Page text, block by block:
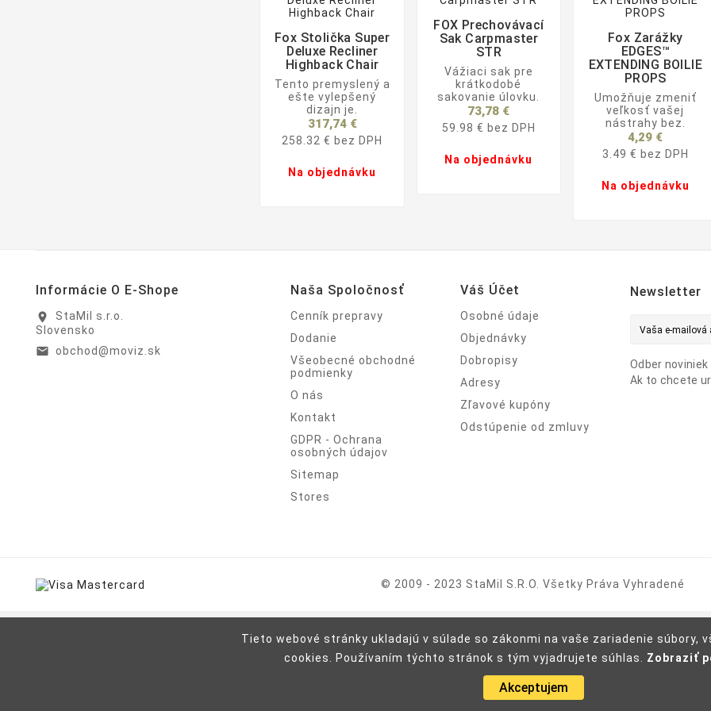
Tieto webové stránky ukladajú v súlade so zákonmi na vaše zariadenie súbory,
cookies. Používaním týchto stránok s tým vyjadrujete súhlas. Zobraziť
Akceptujem
 
Fox Stolička Super
Deluxe Recliner
Highback Chair
Tento premyslený a
ešte vylepšený
dizajn je.
317,74 €
258.32 € bez DPH
Na objednávku
 
FOX Prechovávací
Sak Carpmaster
STR
Vážiaci sak pre
krátkodobé
sakovanie úlovku.
73,78 €
59.98 € bez DPH
Na objednávku
 
Fox Zarážky
EDGES™
EXTENDING BOILIE
PROPS
Umožňuje zmeniť
veľkosť vašej
nástrahy bez.
4,29 €
3.49 € bez DPH
Na objednávku
Informácie O E-Shope
location_on
StaMil s.r.o.
Slovensko
email obchod@moviz.sk
Naša Spoločnosť
Cenník prepravy
Dodanie
Všeobecné obchodné
podmienky
O nás
Kontakt
GDPR - Ochrana
osobných údajov
Sitemap
Stores
Váš Účet
Osobné údaje
Objednávky
Dobropisy
Adresy
Zľavové kupóny
Odstúpenie od zmluvy
Newsletter
Odber
Ak to chcete
© 2009 - 2023 StaMil S.r.o. Všetky Práva Vyhradené